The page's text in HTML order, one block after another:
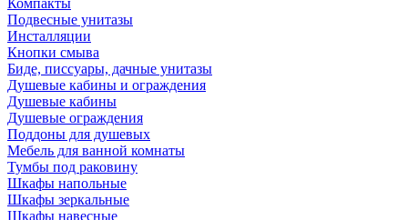
Компакты
Подвесные унитазы
Инсталляции
Кнопки смыва
Биде, писсуары, дачные унитазы
Душевые кабины и ограждения
Душевые кабины
Душевые ограждения
Поддоны для душевых
Мебель для ванной комнаты
Тумбы под раковину
Шкафы напольные
Шкафы зеркальные
Шкафы навесные